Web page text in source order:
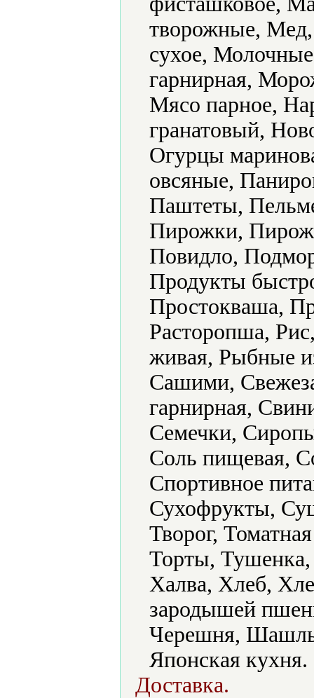
творожные,
сухое,
гарнирная,
Мясо парное,
гранатовый,
Огурцы
овсяные,
Паштеты,
Пирожки,
Повидло,
Продукты
Простокваша,
Расторопша,
живая, Рыбные
Сашими,
гарнирная,
Семечки,
Соль пищевая,
Спортивное
Сухофрукты,
Творог,
Торты,
Халва, Хлеб,
зародышей
Черешня,
Японская кухня.
Доставка.